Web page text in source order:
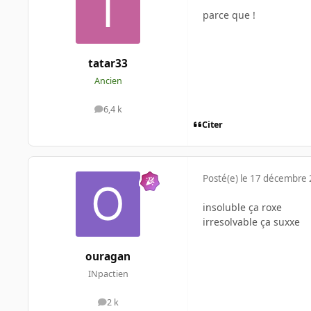
tatar33
Ancien
6,4 k
messages
parce que !
Citer
ouragan
INpactien
2 k
messages
Posté(e) le 17 décembre
insoluble ça roxe
irresolvable ça suxxe